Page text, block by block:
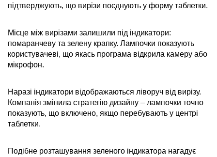
підтверджують, що вирізи поєднують у форму таблетки.
Місце між вирізами залишили під індикатори:
помаранчеву та зелену крапку. Лампочки показують
користувачеві, що якась програма відкрила камеру або
мікрофон.
Наразі індикатори відображаються ліворуч від вирізу.
Компанія змінила стратегію дизайну – лампочки точно
показують, що включено, якщо перебувають у центрі
таблетки.
Подібне розташування зеленого індикатора нагадує